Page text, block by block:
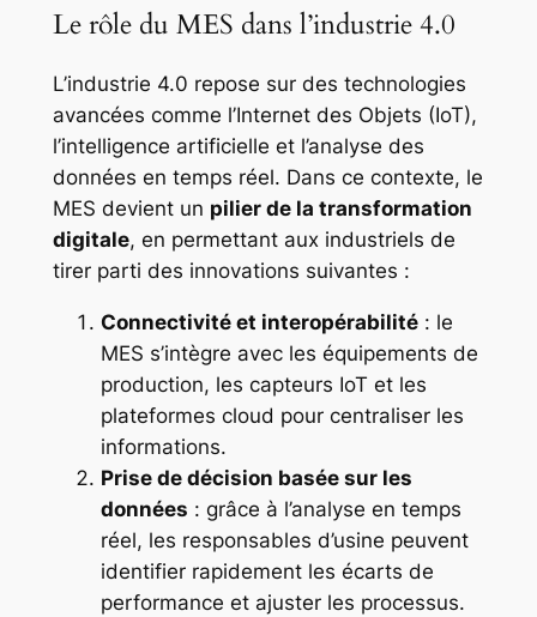
Le rôle du MES dans l’industrie 4.0
L’industrie 4.0 repose sur des technologies
avancées comme l’Internet des Objets (IoT),
l’intelligence artificielle et l’analyse des
données en temps réel. Dans ce contexte, le
MES devient un pilier de la transformation
digitale, en permettant aux industriels de
tirer parti des innovations suivantes :
Connectivité et interopérabilité: le
MES s’intègre avec les équipements de
production, les capteurs IoT et les
plateformes cloud pour centraliser les
informations.
Prise de décision basée sur les
données : grâce à l’analyse en temps
réel, les responsables d’usine peuvent
identifier rapidement les écarts de
performance et ajuster les processus.